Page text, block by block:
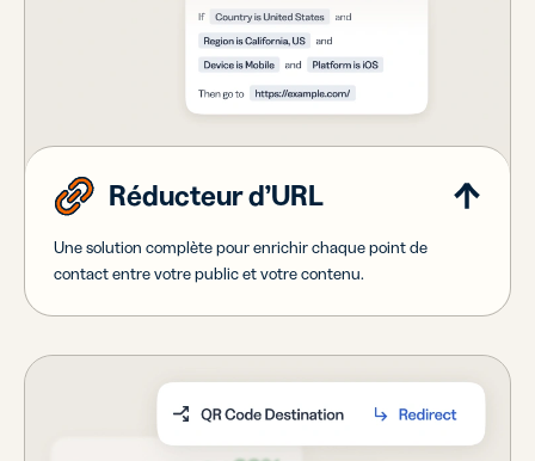
Réducteur d’URL
Une solution complète pour enrichir chaque point de
contact entre votre public et votre contenu.